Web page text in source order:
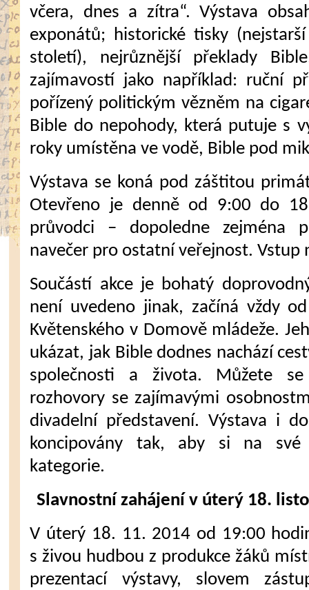
včera, dnes a zítra“. Výstava
exponátů; historické tisky
století), nejrůznější překlady
zajímavostí jako například: ruční
pořízený politickým vězněm na
Bible do nepohody, která putuje s
roky umístěna ve vodě, Bible pod
Výstava se koná pod záštitou
Otevřeno je denně od 9:00 do
průvodci – dopoledne zejména
navečer pro ostatní veřejnost. Vstup
Součástí akce je bohatý
není uvedeno jinak, začíná vždy
Květenského v Domově mládeže.
ukázat, jak Bible dodnes nachází
společnosti a života. Můžete
rozhovory se zajímavými
divadelní představení. Výstava i
koncipovány tak, aby si na své
kategorie.
Slavnostní zahájení v úterý 18.
V úterý 18. 11. 2014 od 19:00
s živou hudbou z produkce žáků
prezentací výstavy, slovem